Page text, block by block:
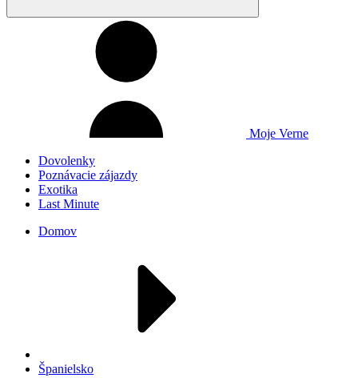
Moje Verne
Dovolenky
Poznávacie zájazdy
Exotika
Last Minute
Domov
Španielsko